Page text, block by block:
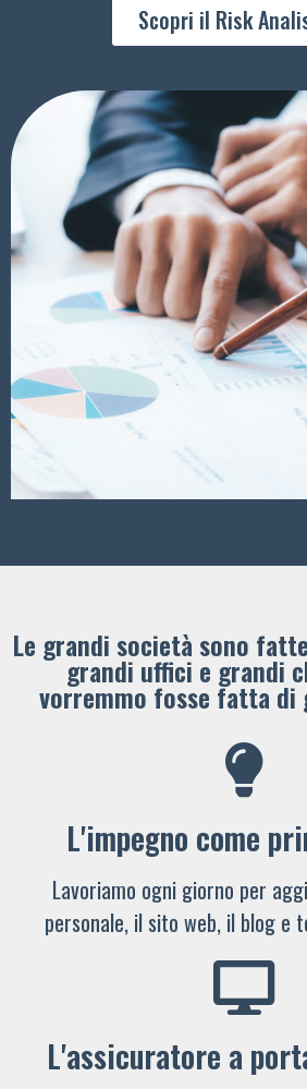
Scopri il Risk
Le grandi società sono
grandi uffici e grandi
vorremmo fosse fatta di
L'impegno come
Lavoriamo ogni giorno per
personale, il sito web, il blog e
L'assicuratore a